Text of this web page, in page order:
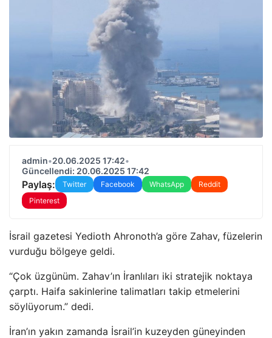
admin•20.06.2025 17:42•
Güncellendi: 20.06.2025 17:42
Paylaş: Twitter Facebook WhatsApp
Reddit
Pinterest
İsrail gazetesi Yedioth Ahronoth’a göre Zahav, füzelerin
vurduğu bölgeye geldi.
“Çok üzgünüm. Zahav’ın İranlıları iki stratejik noktaya
çarptı. Haifa sakinlerine talimatları takip etmelerini
söylüyorum.” dedi.
İran’ın yakın zamanda İsrail’in kuzeyden güneyinden